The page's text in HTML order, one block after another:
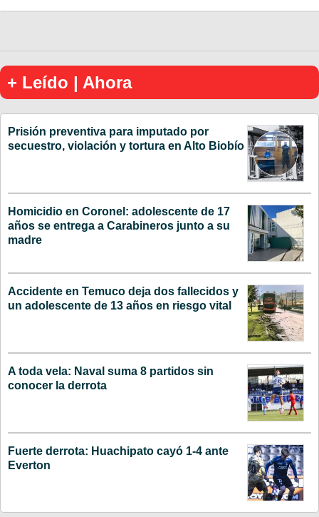
+ Leído | Ahora
Prisión preventiva para imputado por
secuestro, violación y tortura en Alto Biobío
Homicidio en Coronel: adolescente de 17
años se entrega a Carabineros junto a su
madre
Accidente en Temuco deja dos fallecidos y
un adolescente de 13 años en riesgo vital
A toda vela: Naval suma 8 partidos sin
conocer la derrota
Fuerte derrota: Huachipato cayó 1-4 ante
Everton